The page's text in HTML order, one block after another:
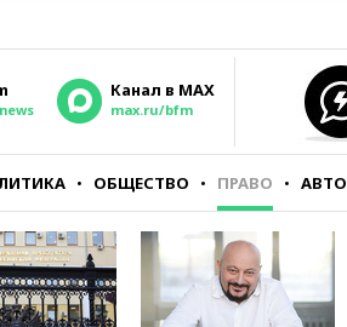
Канал в MAX
max.ru/bfm
ОБЩЕСТВО ПРАВО АВТО